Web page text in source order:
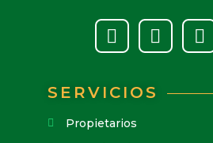
SERVICIOS
Propietarios